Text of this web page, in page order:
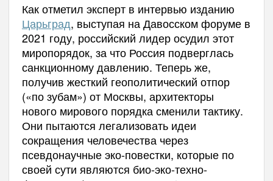
Как отметил эксперт в интервью изданию
Царьград, выступая на Давосском форуме в
2021 году, российский лидер осудил этот
миропорядок, за что Россия подверглась
санкционному давлению. Теперь же,
получив жесткий геополитический отпор
(«по зубам») от Москвы, архитекторы
нового мирового порядка сменили тактику.
Они пытаются легализовать идеи
сокращения человечества через
псевдонаучные эко-повестки, которые по
своей сути являются био-эко-техно-